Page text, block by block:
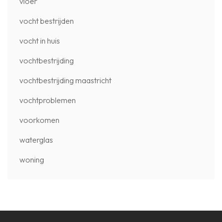
vocht bestrijden
vocht in huis
vochtbestrijding
vochtbestrijding maastricht
vochtproblemen
voorkomen
waterglas
woning